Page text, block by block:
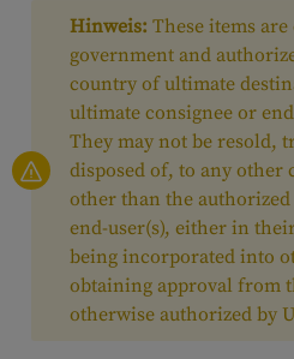
Hinweis: These items
government and
country of ultimate
ultimate consignee or
They may not be resold,
disposed of, to any other
other than the
end-user(s), either in
being incorporated into
obtaining approval from
otherwise authorized by